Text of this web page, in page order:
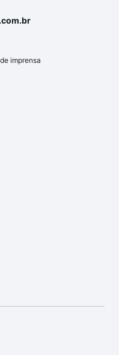
imprensa